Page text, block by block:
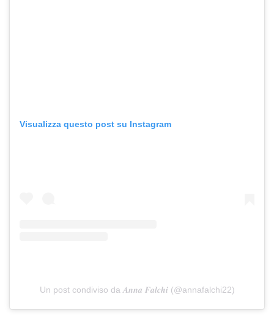
Visualizza questo post su Instagram
Un post condiviso da 𝑨𝒏𝒏𝒂 𝑭𝒂𝒍𝒄𝒉𝒊 (@annafalchi22)